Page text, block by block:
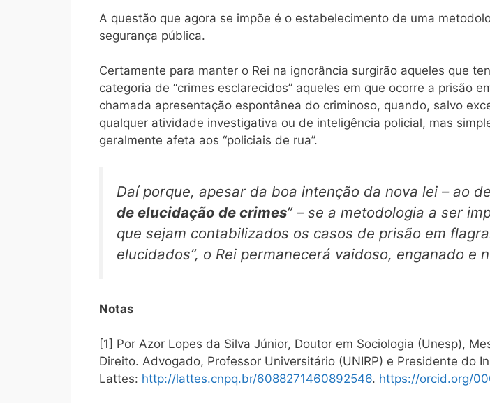
A questão que agora se impõe é o estabelecimento de uma
segurança pública.
Certamente para manter o Rei na ignorância surgirão aqueles que
categoria de “crimes esclarecidos” aqueles em que ocorre a prisão
chamada apresentação espontânea do criminoso, quando, salvo
qualquer atividade investigativa ou de inteligência policial, mas
geralmente afeta aos “policiais de rua”.
Daí porque, apesar da boa intenção da nova lei – ao
de elucidação de crimes” – se a metodologia a ser
que sejam contabilizados os casos de prisão em
elucidados”, o Rei permanecerá vaidoso, enganado e
Notas
[1] Por Azor Lopes da Silva Júnior, Doutor em Sociologia (Unesp),
Direito. Advogado, Professor Universitário (UNIRP) e Presidente do
Lattes: http://lattes.cnpq.br/6088271460892546. https://orcid.org/